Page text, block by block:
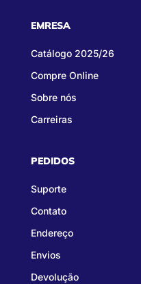
EMRESA
Catálogo 2025/26
Compre Online
Sobre nós
Carreiras
PEDIDOS
Suporte
Contato
Endereço
Envios
Devolução